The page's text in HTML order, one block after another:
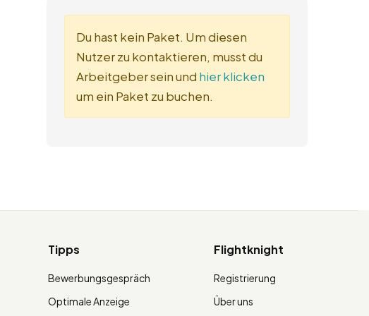
Du hast kein Paket. Um diesen
Nutzer zu kontaktieren, musst du
Arbeitgeber sein und hier klicken
um ein Paket zu buchen.
Tipps
Bewerbungsgespräch
Optimale Anzeige
Flightknight
Registrierung
Über uns